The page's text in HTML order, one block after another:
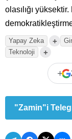
olasılığı
Yapay Zeka +
Teknoloji +
+
"Zamin"i